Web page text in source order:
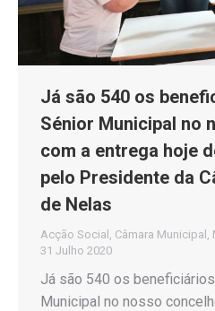
Já são 540 os
Sénior Municipal no
com a entrega hoje
pelo Presidente da
de Nelas
Acção Social Câmara Municipal
31 Julho 2020
Já são 540 os
Municipal no nosso